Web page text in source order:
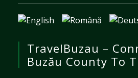
TravelBuzau –
Buzău County To